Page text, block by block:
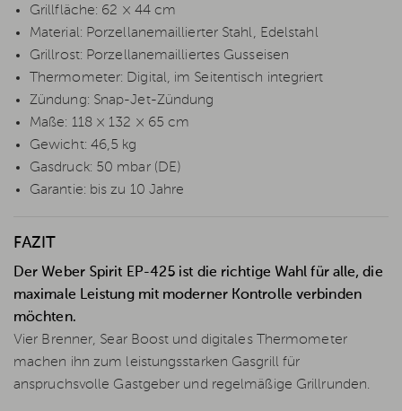
Grillfläche: 62 × 44 cm
Material: Porzellanemaillierter Stahl, Edelstahl
Grillrost: Porzellanemailliertes Gusseisen
Thermometer: Digital, im Seitentisch integriert
Zündung: Snap-Jet-Zündung
Maße: 118 × 132 × 65 cm
Gewicht: 46,5 kg
Gasdruck: 50 mbar (DE)
Garantie: bis zu 10 Jahre
FAZIT
Der Weber Spirit EP-425 ist die richtige Wahl für alle, die
maximale Leistung mit moderner Kontrolle verbinden
möchten.
Vier Brenner, Sear Boost und digitales Thermometer
machen ihn zum leistungsstarken Gasgrill für
anspruchsvolle Gastgeber und regelmäßige Grillrunden.